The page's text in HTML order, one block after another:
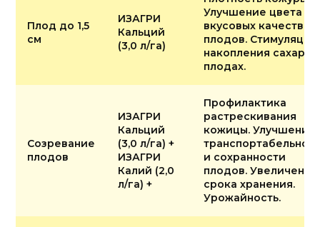
Плод до 1,5
см
ИЗАГРИ
Кальций
(3,0 л/га)
Улучшение цвета и
вкусовых качеств
плодов. Стимуляция
накопления сахара
плодах.
Созревание
плодов
ИЗАГРИ
Кальций
(3,0 л/га) +
ИЗАГРИ
Калий (2,0
л/га) +
Профилактика
растрескивания
кожицы. Улучшение
и сохранности
плодов. Увеличение
срока хранения.
Урожайность.